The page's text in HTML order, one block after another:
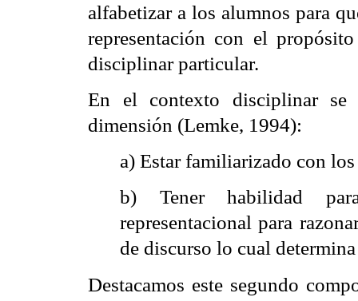
alfabetizar a los alumnos para
representación con el
disciplinar particular.
En el contexto disciplinar se
dimensión (Lemke, 1994):
a) Estar familiarizado con
b) Tener habilidad
representacional para
de discurso lo cual
Destacamos este segundo